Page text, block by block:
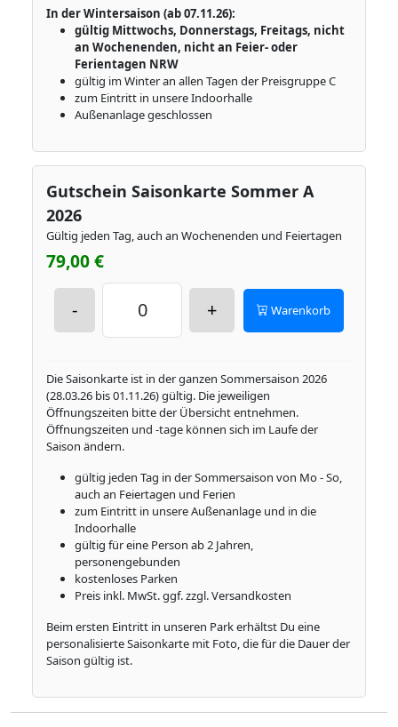
In der Wintersaison (ab 07.11.26):
gültig Mittwochs, Donnerstags, Freitags, nicht
an Wochenenden, nicht an Feier- oder
Ferientagen NRW
gültig im Winter an allen Tagen der Preisgruppe C
zum Eintritt in unsere Indoorhalle
Außenanlage geschlossen
Gutschein Saisonkarte Sommer A
2026
Gültig jeden Tag, auch an Wochenenden und Feiertagen
79,00 €
- + Warenkorb
Die Saisonkarte ist in der ganzen Sommersaison 2026
(28.03.26 bis 01.11.26) gültig. Die jeweiligen
Öffnungszeiten bitte der Übersicht entnehmen.
Öffnungszeiten und -tage können sich im Laufe der
Saison ändern.
gültig jeden Tag in der Sommersaison von Mo - So,
auch an Feiertagen und Ferien
zum Eintritt in unsere Außenanlage und in die
Indoorhalle
gültig für eine Person ab 2 Jahren,
personengebunden
kostenloses Parken
Preis inkl. MwSt. ggf. zzgl. Versandkosten
Beim ersten Eintritt in unseren Park erhältst Du eine
personalisierte Saisonkarte mit Foto, die für die Dauer der
Saison gültig ist.